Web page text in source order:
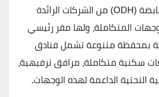
تُعد أوراسكوم للتنمية القابضة (ODH) من الشركات الرائدة
المتكاملة، ولها مقر رئيسي
بمحفظة متنوعة تشمل فنادق
سكنية متكاملة، مرافق ترفيهية،
التحتية الداعمة لهذه الوجهات.